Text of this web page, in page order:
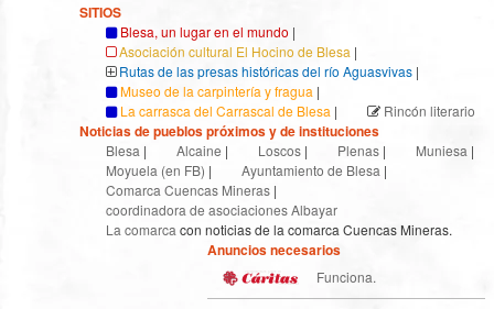
SITIOS
Blesa, un lugar en el mundo |
Asociación cultural El Hocino de Blesa |
Rutas de las presas históricas del río Aguasvivas |
Museo de la carpintería y fragua |
La carrasca del Carrascal de Blesa | Rincón literario
Noticias de pueblos próximos y de instituciones
Blesa | Alcaine | Loscos | Plenas | Muniesa |
Moyuela (en FB) | Ayuntamiento de Blesa |
Comarca Cuencas Mineras |
coordinadora de asociaciones Albayar
La comarca con noticias de la comarca Cuencas Mineras.
Anuncios necesarios
Funciona.